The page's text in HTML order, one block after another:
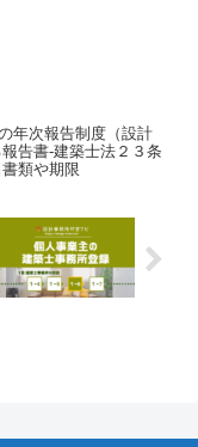
年次報告制度（設計
告書-建築士法２３条
類や期限